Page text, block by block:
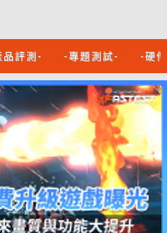
品評測- -專題測試- -硬